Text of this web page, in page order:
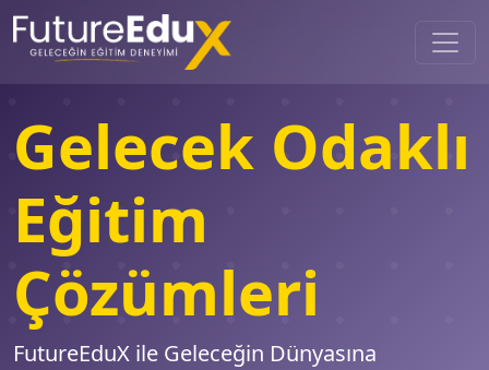
Gelecek Odaklı
Eğitim
Çözümleri
FutureEduX ile Geleceğin Dünyasına